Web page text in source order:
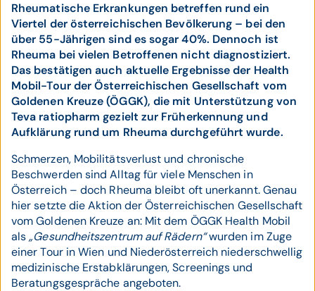
Rheumatische Erkrankungen betreffen rund ein
Viertel der österreichischen Bevölkerung – bei den
über 55-Jährigen sind es sogar 40%. Dennoch ist
Rheuma bei vielen Betroffenen nicht diagnostiziert.
Das bestätigen auch aktuelle Ergebnisse der Health
Mobil-Tour der Österreichischen Gesellschaft vom
Goldenen Kreuze (ÖGGK), die mit Unterstützung von
Teva ratiopharm gezielt zur Früherkennung und
Aufklärung rund um Rheuma durchgeführt wurde.
Schmerzen, Mobilitätsverlust und chronische
Beschwerden sind Alltag für viele Menschen in
Österreich – doch Rheuma bleibt oft unerkannt. Genau
hier setzte die Aktion der Österreichischen Gesellschaft
vom Goldenen Kreuze an: Mit dem ÖGGK Health Mobil
als„Gesundheitszentrum auf Rädern“wurden im Zuge
einer Tour in Wien und Niederösterreich niederschwellig
medizinische Erstabklärungen, Screenings und
Beratungsgespräche angeboten.